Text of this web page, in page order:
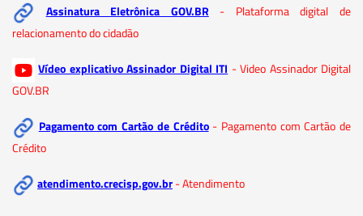
Assinatura Eletrônica GOV.BR
- Plataforma digital de
relacionamento do cidadão
Vídeo explicativo Assinador Digital ITI - Video Assinador Digital
GOV.BR
Pagamento com Cartão de Crédito - Pagamento com Cartão de
Crédito
atendimento.crecisp.gov.br - Atendimento